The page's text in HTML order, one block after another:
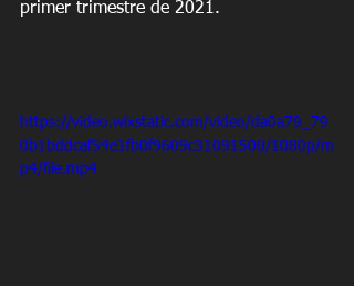
primer trimestre de 2021.
https://video.wixstatic.com/video/da0a79_79
0b1bddcaf54e1fb0f9609c31091500/1080p/m
p4/file.mp4